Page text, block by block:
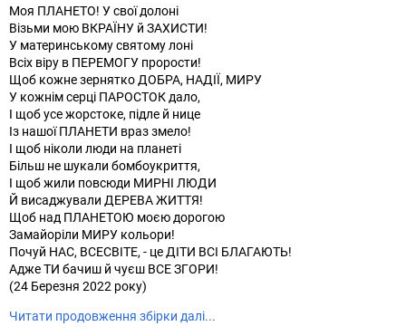
Моя ПЛАНЕТО! У свої долоні
Візьми мою ВКРАЇНУ й ЗАХИСТИ!
У материнському святому лоні
Всіх віру в ПЕРЕМОГУ прорости!
Щоб кожне зернятко ДОБРА, НАДІЇ, МИРУ
У кожнім серці ПАРОСТОК дало,
І щоб усе жорстоке, підле й нице
Із нашої ПЛАНЕТИ враз змело!
І щоб ніколи люди на планеті
Більш не шукали бомбоукриття,
І щоб жили повсюди МИРНІ ЛЮДИ
Й висаджували ДЕРЕВА ЖИТТЯ!
Щоб над ПЛАНЕТОЮ моєю дорогою
Замайоріли МИРУ кольори!
Почуй НАС, ВСЕСВІТЕ, - це ДІТИ ВСІ БЛАГАЮТЬ!
Адже ТИ бачиш й чуєш ВСЕ ЗГОРИ!
(24 Березня 2022 року)
Читати продовження збірки далі...